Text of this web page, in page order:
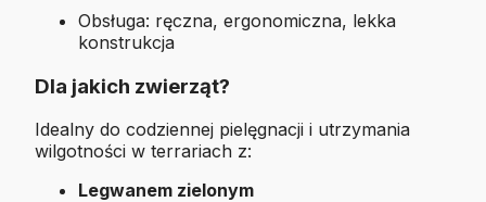
Obsługa: ręczna, ergonomiczna, lekka
konstrukcja
Dla jakich zwierząt?
Idealny do codziennej pielęgnacji i utrzymania
wilgotności w terrariach z:
Legwanem zielonym